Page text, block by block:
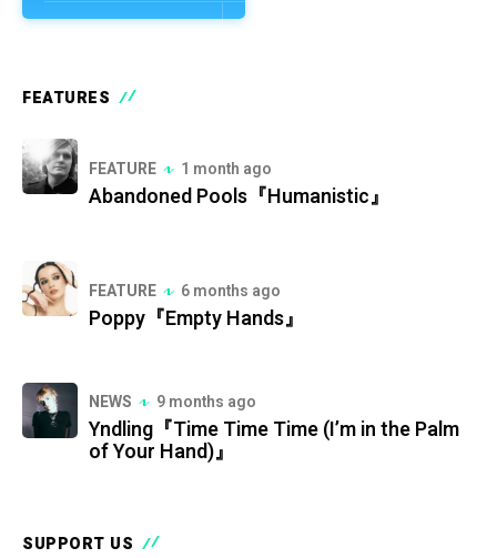
FEATURES
FEATURE 1 month ago
Abandoned Pools『Humanistic』
FEATURE 6 months ago
Poppy『Empty Hands』
NEWS 9 months ago
Yndling『Time Time Time (I’m in the Palm
of Your Hand)』
SUPPORT US